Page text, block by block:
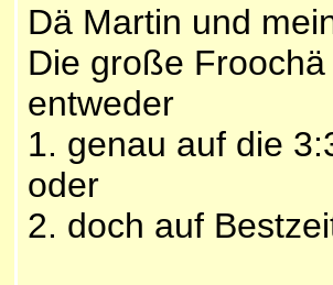
Dä Martin und
Die große
entweder
1. genau auf die
oder
2. doch auf